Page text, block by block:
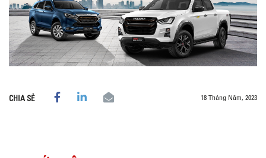
CHIA SẺ 18 Tháng Năm, 2023